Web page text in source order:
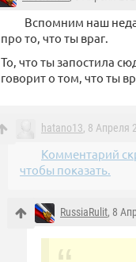
Вспомним наш
про то, что ты враг.
То, что ты запостила
говорит о том, что ты
hatano13, 8 Апреля
Комментарий
чтобы показать.
RussiaRulit, 8